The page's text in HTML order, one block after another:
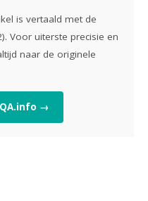
is vertaald met de
Voor uiterste precisie en
naar de originele
→